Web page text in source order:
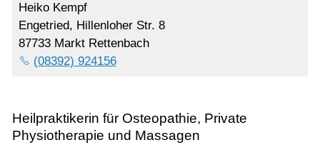
Heiko Kempf
Engetried, Hillenloher Str. 8
87733 Markt Rettenbach
(08392) 924156
Heilpraktikerin für Osteopathie, Private
Physiotherapie und Massagen